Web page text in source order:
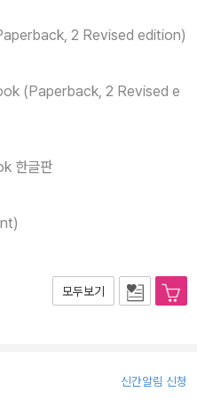
2 Revised edition)
(Paperback, 2 Revised e
한글판
모두보기
신간알림 신청